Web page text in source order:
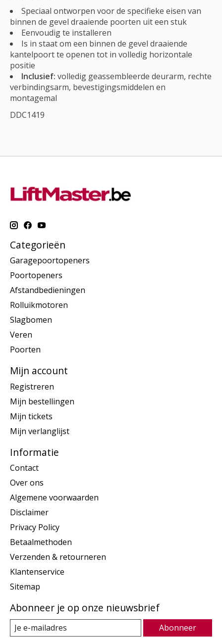
Speciaal ontworpen voor de specifieke eisen van
binnen de gevel draaiende poorten uit een stuk
Eenvoudig te installeren
Is in staat om een binnen de gevel draaiende
kantelpoort te openen tot in volledig horizontale
positie
Inclusief: volledig geassembleerde deurarm, rechte
verbindingsarm, bevestigingsmiddelen en
montagemal
DDC1419
Categorieën
Garagepoortopeners
Poortopeners
Afstandbedieningen
Rolluikmotoren
Slagbomen
Veren
Poorten
Mijn account
Registreren
Mijn bestellingen
Mijn tickets
Mijn verlanglijst
Informatie
Contact
Over ons
Algemene voorwaarden
Disclaimer
Privacy Policy
Betaalmethoden
Verzenden & retourneren
Klantenservice
Sitemap
Abonneer je op onze nieuwsbrief
Abonneer